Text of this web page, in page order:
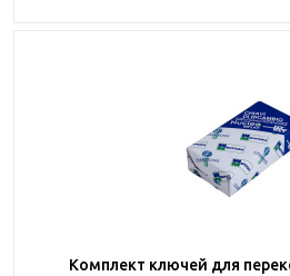
Комплект ключей для